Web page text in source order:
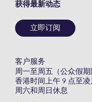
获得最新动态
立即订阅
客户服务
周一至周五（公众假期
香港时间上午 9 点至凌
周六和周日休息